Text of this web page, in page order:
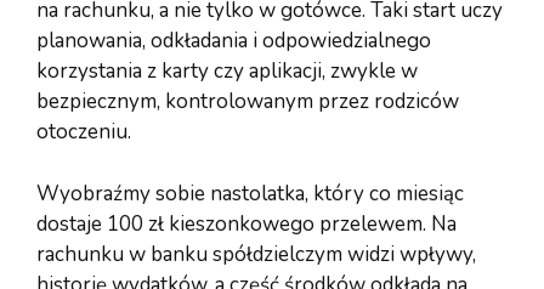
na rachunku, a nie tylko w gotówce. Taki start uczy
planowania, odkładania i odpowiedzialnego
korzystania z karty czy aplikacji, zwykle w
bezpiecznym, kontrolowanym przez rodziców
otoczeniu.
Wyobraźmy sobie nastolatka, który co miesiąc
dostaje 100 zł kieszonkowego przelewem. Na
rachunku w banku spółdzielczym widzi wpływy,